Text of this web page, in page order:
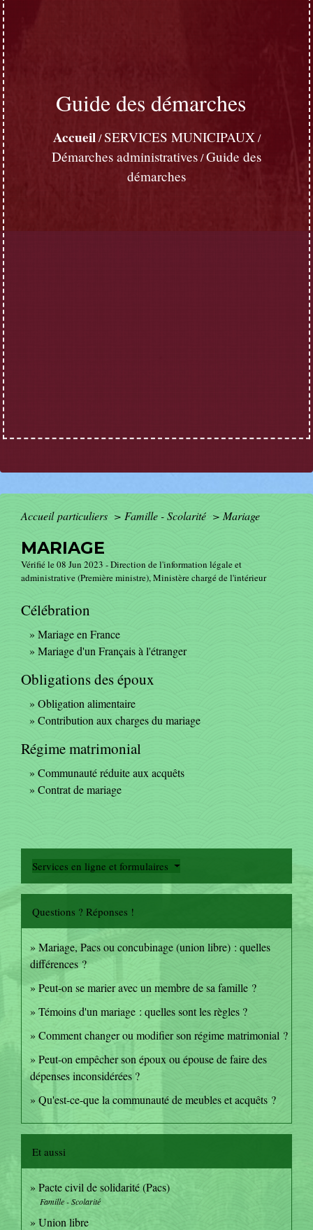
Guide des démarches
Accueil /SERVICES MUNICIPAUX/
Démarches administratives/Guide des
démarches
Accueil particuliers > Famille - Scolarité > Mariage
MARIAGE
Vérifié le 08 Jun 2023 - Direction de l'information légale et
administrative (Première ministre), Ministère chargé de l'intérieur
Célébration
Mariage en France
Mariage d'un Français à l'étranger
Obligations des époux
Obligation alimentaire
Contribution aux charges du mariage
Régime matrimonial
Communauté réduite aux acquêts
Contrat de mariage
Services en ligne et formulaires
Questions ? Réponses !
Mariage, Pacs ou concubinage (union libre) : quelles
différences ?
Peut-on se marier avec un membre de sa famille ?
Témoins d'un mariage : quelles sont les règles ?
Comment changer ou modifier son régime matrimonial ?
Peut-on empêcher son époux ou épouse de faire des
dépenses inconsidérées ?
Qu'est-ce-que la communauté de meubles et acquêts ?
Et aussi
Pacte civil de solidarité (Pacs)
Famille - Scolarité
Union libre